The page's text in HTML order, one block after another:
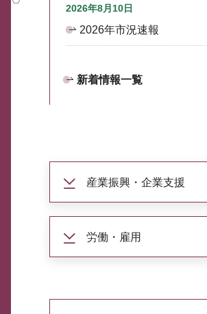
2026年8月10日
2026年市況速報
新着情報一覧
産業振興・企業支援
労働・雇用